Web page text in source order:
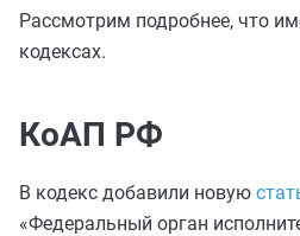
Рассмотрим подробнее, что
кодексах.
КоАП РФ
В кодекс добавили новую
«Федеральный орган